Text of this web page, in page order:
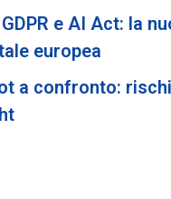
e AI Act: la
europea
a confronto: